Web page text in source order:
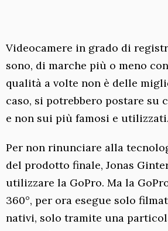
Videocamere in grado di
sono, di marche più o meno
qualità a volte non è delle
caso, si potrebbero postare su
e non sui più famosi e utilizzati.
Per non rinunciare alla
del prodotto finale, Jonas
utilizzare la GoPro. Ma la
360°, per ora esegue solo
nativi, solo tramite una